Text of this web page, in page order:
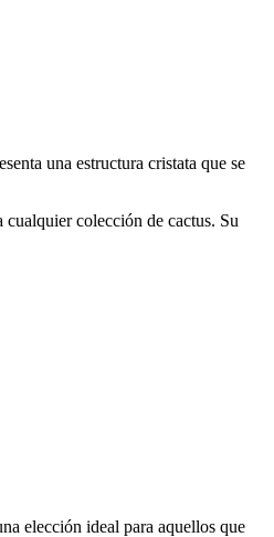
una estructura cristata que se
colección de cactus. Su
elección ideal para aquellos que